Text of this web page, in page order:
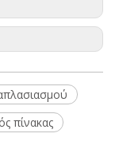
πίνακας